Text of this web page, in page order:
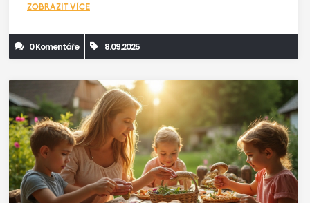
ZOBRAZIT VÍCE
0 Komentáře 8.09.2025